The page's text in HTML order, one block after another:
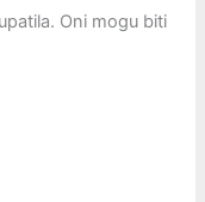
Oni mogu biti